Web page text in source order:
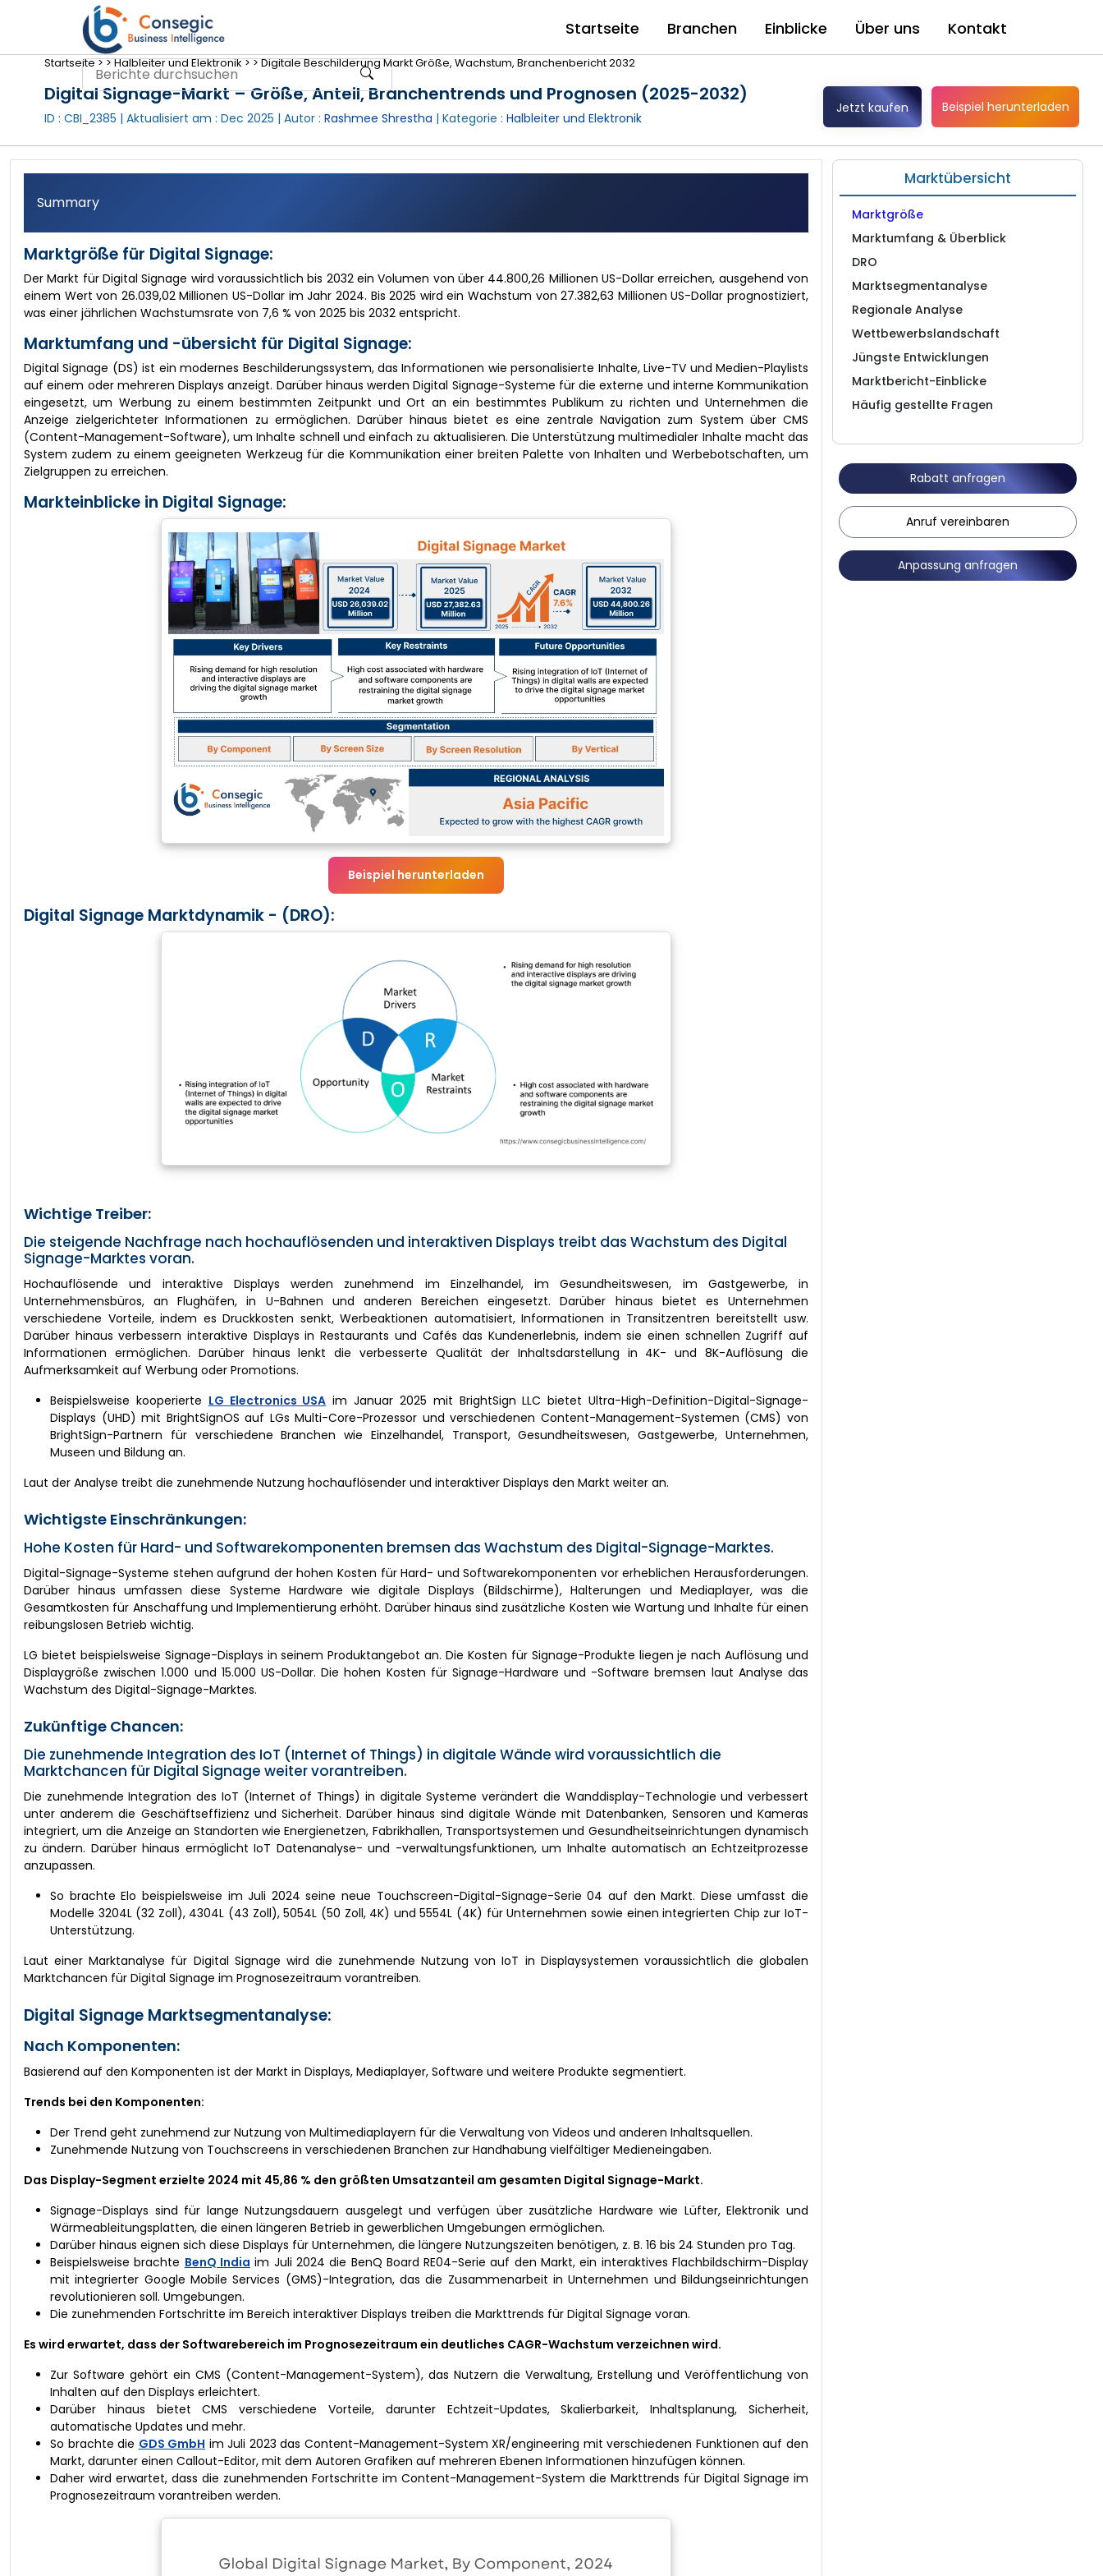
Startseite Branchen Einblicke Über uns Kontakt
Startseite >>Halbleiter und Elektronik >>Digitale Beschilderung Markt Größe, Wachstum, Branchenbericht 2032
Digital Signage-Markt – Größe, Anteil, Branchentrends und Prognosen (2025-2032)
ID : CBI_2385 | Aktualisiert am : Dec 2025 | Autor : Rashmee Shrestha | Kategorie : Halbleiter und Elektronik
Jetzt kaufen Beispiel herunterladen
Summary
Marktgröße für Digital Signage:
Der Markt für Digital Signage wird voraussichtlich bis 2032 ein Volumen von über 44.800,26 Millionen US-Dollar erreichen, ausgehend von
einem Wert von 26.039,02 Millionen US-Dollar im Jahr 2024. Bis 2025 wird ein Wachstum von 27.382,63 Millionen US-Dollar prognostiziert,
was einer jährlichen Wachstumsrate von 7,6 % von 2025 bis 2032 entspricht.
Marktumfang und -übersicht für Digital Signage:
Digital Signage (DS) ist ein modernes Beschilderungssystem, das Informationen wie personalisierte Inhalte, Live-TV und Medien-Playlists
auf einem oder mehreren Displays anzeigt. Darüber hinaus werden Digital Signage-Systeme für die externe und interne Kommunikation
eingesetzt, um Werbung zu einem bestimmten Zeitpunkt und Ort an ein bestimmtes Publikum zu richten und Unternehmen die
Anzeige zielgerichteter Informationen zu ermöglichen. Darüber hinaus bietet es eine zentrale Navigation zum System über CMS
(Content-Management-Software), um Inhalte schnell und einfach zu aktualisieren. Die Unterstützung multimedialer Inhalte macht das
System zudem zu einem geeigneten Werkzeug für die Kommunikation einer breiten Palette von Inhalten und Werbebotschaften, um
Zielgruppen zu erreichen.
Markteinblicke in Digital Signage:
Beispiel herunterladen
Digital Signage Marktdynamik - (DRO):
Wichtige Treiber:
Die steigende Nachfrage nach hochauflösenden und interaktiven Displays treibt das Wachstum des Digital
Signage-Marktes voran.
Hochauflösende und interaktive Displays werden zunehmend im Einzelhandel, im Gesundheitswesen, im Gastgewerbe, in
Unternehmensbüros, an Flughäfen, in U-Bahnen und anderen Bereichen eingesetzt. Darüber hinaus bietet es Unternehmen
verschiedene Vorteile, indem es Druckkosten senkt, Werbeaktionen automatisiert, Informationen in Transitzentren bereitstellt usw.
Darüber hinaus verbessern interaktive Displays in Restaurants und Cafés das Kundenerlebnis, indem sie einen schnellen Zugriff auf
Informationen ermöglichen. Darüber hinaus lenkt die verbesserte Qualität der Inhaltsdarstellung in 4K- und 8K-Auflösung die
Aufmerksamkeit auf Werbung oder Promotions.
Beispielsweise kooperierte LG Electronics USA im Januar 2025 mit BrightSign LLC bietet Ultra-High-Definition-Digital-Signage-
Displays (UHD) mit BrightSignOS auf LGs Multi-Core-Prozessor und verschiedenen Content-Management-Systemen (CMS) von
BrightSign-Partnern für verschiedene Branchen wie Einzelhandel, Transport, Gesundheitswesen, Gastgewerbe, Unternehmen,
Museen und Bildung an.
Laut der Analyse treibt die zunehmende Nutzung hochauflösender und interaktiver Displays den Markt weiter an.
Wichtigste Einschränkungen:
Hohe Kosten für Hard- und Softwarekomponenten bremsen das Wachstum des Digital-Signage-Marktes.
Digital-Signage-Systeme stehen aufgrund der hohen Kosten für Hard- und Softwarekomponenten vor erheblichen Herausforderungen.
Darüber hinaus umfassen diese Systeme Hardware wie digitale Displays (Bildschirme), Halterungen und Mediaplayer, was die
Gesamtkosten für Anschaffung und Implementierung erhöht. Darüber hinaus sind zusätzliche Kosten wie Wartung und Inhalte für einen
reibungslosen Betrieb wichtig.
LG bietet beispielsweise Signage-Displays in seinem Produktangebot an. Die Kosten für Signage-Produkte liegen je nach Auflösung und
Displaygröße zwischen 1.000 und 15.000 US-Dollar. Die hohen Kosten für Signage-Hardware und -Software bremsen laut Analyse das
Wachstum des Digital-Signage-Marktes.
Zukünftige Chancen:
Die zunehmende Integration des IoT (Internet of Things) in digitale Wände wird voraussichtlich die
Marktchancen für Digital Signage weiter vorantreiben.
Die zunehmende Integration des IoT (Internet of Things) in digitale Systeme verändert die Wanddisplay-Technologie und verbessert
unter anderem die Geschäftseffizienz und Sicherheit. Darüber hinaus sind digitale Wände mit Datenbanken, Sensoren und Kameras
integriert, um die Anzeige an Standorten wie Energienetzen, Fabrikhallen, Transportsystemen und Gesundheitseinrichtungen dynamisch
zu ändern. Darüber hinaus ermöglicht IoT Datenanalyse- und -verwaltungsfunktionen, um Inhalte automatisch an Echtzeitprozesse
anzupassen.
So brachte Elo beispielsweise im Juli 2024 seine neue Touchscreen-Digital-Signage-Serie 04 auf den Markt. Diese umfasst die
Modelle 3204L (32 Zoll), 4304L (43 Zoll), 5054L (50 Zoll, 4K) und 5554L (4K) für Unternehmen sowie einen integrierten Chip zur IoT-
Unterstützung.
Laut einer Marktanalyse für Digital Signage wird die zunehmende Nutzung von IoT in Displaysystemen voraussichtlich die globalen
Marktchancen für Digital Signage im Prognosezeitraum vorantreiben.
Digital Signage Marktsegmentanalyse:
Nach Komponenten:
Basierend auf den Komponenten ist der Markt in Displays, Mediaplayer, Software und weitere Produkte segmentiert.
Trends bei den Komponenten:
Der Trend geht zunehmend zur Nutzung von Multimediaplayern für die Verwaltung von Videos und anderen Inhaltsquellen.
Zunehmende Nutzung von Touchscreens in verschiedenen Branchen zur Handhabung vielfältiger Medieneingaben.
Das Display-Segment erzielte 2024 mit 45,86 % den größten Umsatzanteil am gesamten Digital Signage-Markt.
Signage-Displays sind für lange Nutzungsdauern ausgelegt und verfügen über zusätzliche Hardware wie Lüfter, Elektronik und
Wärmeableitungsplatten, die einen längeren Betrieb in gewerblichen Umgebungen ermöglichen.
Darüber hinaus eignen sich diese Displays für Unternehmen, die längere Nutzungszeiten benötigen, z. B. 16 bis 24 Stunden pro Tag.
Beispielsweise brachte BenQ India im Juli 2024 die BenQ Board RE04-Serie auf den Markt, ein interaktives Flachbildschirm-Display
mit integrierter Google Mobile Services (GMS)-Integration, das die Zusammenarbeit in Unternehmen und Bildungseinrichtungen
revolutionieren soll. Umgebungen.
Die zunehmenden Fortschritte im Bereich interaktiver Displays treiben die Markttrends für Digital Signage voran.
Es wird erwartet, dass der Softwarebereich im Prognosezeitraum ein deutliches CAGR-Wachstum verzeichnen wird.
Zur Software gehört ein CMS (Content-Management-System), das Nutzern die Verwaltung, Erstellung und Veröffentlichung von
Inhalten auf den Displays erleichtert.
Darüber hinaus bietet CMS verschiedene Vorteile, darunter Echtzeit-Updates, Skalierbarkeit, Inhaltsplanung, Sicherheit,
automatische Updates und mehr.
So brachte die GDS GmbH im Juli 2023 das Content-Management-System XR/engineering mit verschiedenen Funktionen auf den
Markt, darunter einen Callout-Editor, mit dem Autoren Grafiken auf mehreren Ebenen Informationen hinzufügen können.
Daher wird erwartet, dass die zunehmenden Fortschritte im Content-Management-System die Markttrends für Digital Signage im
Prognosezeitraum vorantreiben werden.
Marktübersicht
Marktgröße
Marktumfang & Überblick
DRO
Marktsegmentanalyse
Regionale Analyse
Wettbewerbslandschaft
Jüngste Entwicklungen
Marktbericht-Einblicke
Häufig gestellte Fragen
Rabatt anfragen
Anruf vereinbaren
Anpassung anfragen